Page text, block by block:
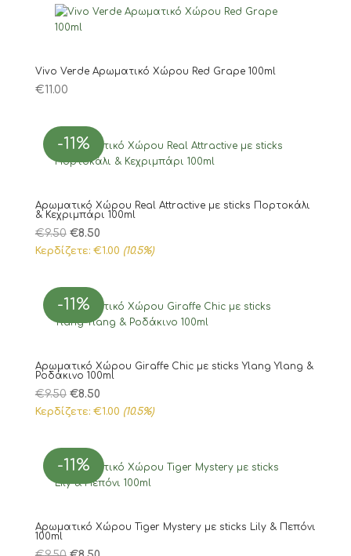
Vivo Verde Αρωματικό Χώρου Red Grape 100ml
€11.00
-11%
Αρωματικό Χώρου Real Attractive με sticks Πορτοκάλι
& Κεχριμπάρι 100ml
€9.50 Original
price
€9.50.
€8.50Η
τρέχουσα
€8.50.
Κερδίζετε: €1.00 (10.5%)
-11%
Αρωματικό Χώρου Giraffe Chic με sticks Ylang Ylang &
Ροδάκινο 100ml
€9.50 Original
price
€9.50.
€8.50Η
τρέχουσα
€8.50.
Κερδίζετε: €1.00 (10.5%)
-11%
Αρωματικό Χώρου Tiger Mystery με sticks Lily & Πεπόνι
100ml